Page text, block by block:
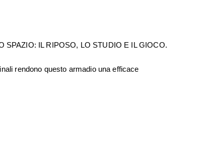
SPAZIO: IL RIPOSO, LO STUDIO E IL GIOCO.
rendono questo armadio una efficace